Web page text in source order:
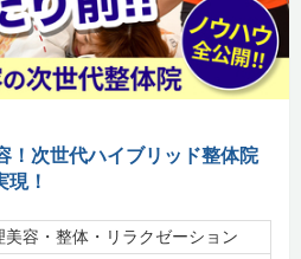
！次世代ハイブリッド整体院
現！
美容・整体・リラクゼーション